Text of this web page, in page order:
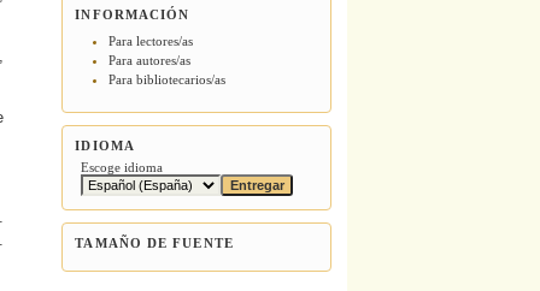
INFORMACIÓN
Para lectores/as
Para autores/as
Para bibliotecarios/as
IDIOMA
Escoge idioma
TAMAÑO DE FUENTE